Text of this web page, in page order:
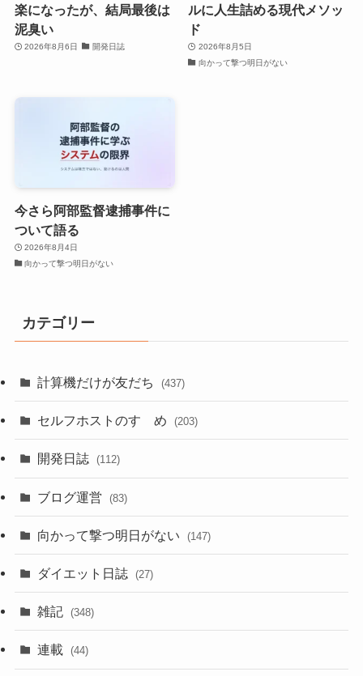
楽になったが、結局最後は
泥臭い
2026年8月6日 開発日誌
ルに人生詰める現代メソッ
ド
2026年8月5日
向かって撃つ明日がない
今さら阿部監督逮捕事件に
ついて語る
2026年8月4日
向かって撃つ明日がない
カテゴリー
計算機だけが友だち (437)
セルフホストのすゝめ (203)
開発日誌 (112)
ブログ運営 (83)
向かって撃つ明日がない (147)
ダイエット日誌 (27)
雑記 (348)
連載 (44)